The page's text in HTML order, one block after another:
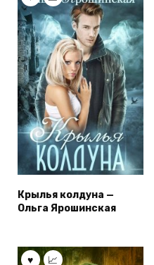
Крылья колдуна —
Ольга Ярошинская